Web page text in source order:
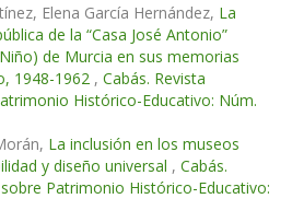
Elena García Hernández, La
de la “Casa José Antonio”
de Murcia en sus memorias
1948-1962 , Cabás. Revista
Histórico-Educativo: Núm.
La inclusión en los museos
y diseño universal , Cabás.
Patrimonio Histórico-Educativo: